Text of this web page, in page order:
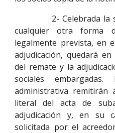
2- Celebrada la
cualquier otra forma
legalmente prevista, en
adjudicación, quedará
del remate y la
sociales
administrativa remitirán
literal del acta de
adjudicación y, en su
solicitada por el